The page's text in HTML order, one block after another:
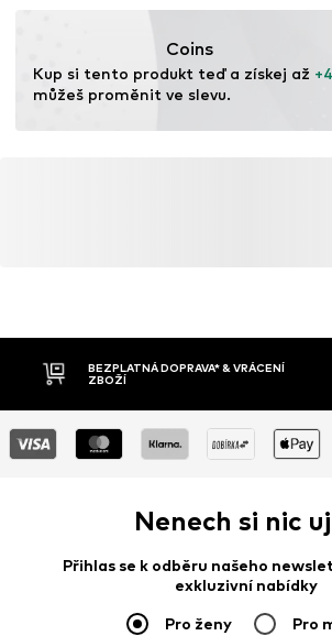
Coins
Kup si tento produkt teď a získej až
můžeš proměnit ve slevu.
BEZPLATNÁ DOPRAVA* & VRÁCENÍ
ZBOŽÍ
Nenech si nic
Přihlas se k odběru našeho
exkluzivní nabídky
Pro ženy Pro